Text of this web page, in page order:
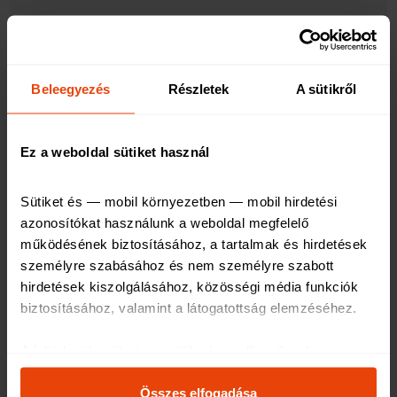
Beleegyezés Részletek A sütikről
Ez a weboldal sütiket használ
Sütiket és — mobil környezetben — mobil hirdetési
azonosítókat használunk a weboldal megfelelő
működésének biztosításához, a tartalmak és hirdetések
személyre szabásához és nem személyre szabott
hirdetések kiszolgálásához, közösségi média funkciók
biztosításához, valamint a látogatottság elemzéséhez
weboldal működéséhez, ezért ezek nem kapcsolhatók ki
Összes elfogadása
Nem volt kárigény.Megvenném máskor is ,jó árérték arányú.
5/5
2017. 02. 18. 18:39
Mindenben megfelelt az elvárásaimnak